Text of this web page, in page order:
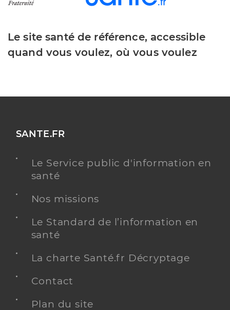
Le site santé de référence, accessible
quand vous voulez, où vous voulez
SANTE.FR
Le Service public d'information en
santé
Nos missions
Le Standard de l’information en
santé
La charte Santé.fr Décryptage
Contact
Plan du site